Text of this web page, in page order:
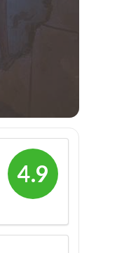
4.9